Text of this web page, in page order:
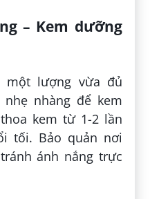
– Kem dưỡng
một lượng vừa đủ
nhẹ nhàng để kem
kem từ 1-2 lần
tối. Bảo quản nơi
ánh nắng trực